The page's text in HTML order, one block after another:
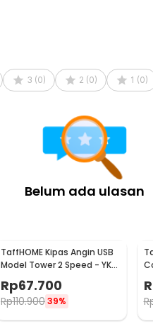
3 (0) 2 (0) 1 (0)
Belum ada ulasan
TaffHOME Kipas Angin USB
Model Tower 2 Speed - YK-
Rp67.700
Rp110.90039%